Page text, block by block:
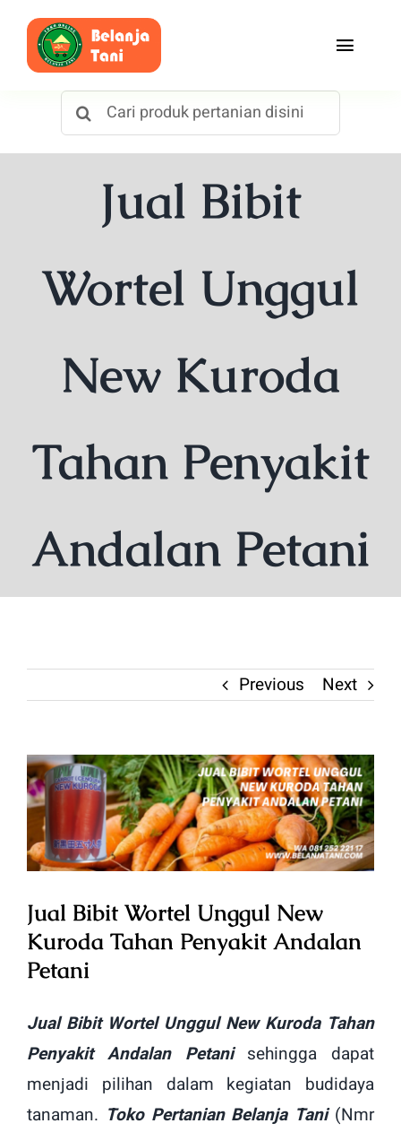
Skip
content
Toggle
Beranda
Belanja
Search
for:
Jual Bibit
Wortel Unggul
New Kuroda
Tahan Penyakit
Andalan Petani
Previous Next
View
Larger
Image
Jual Bibit Wortel Unggul New
Kuroda Tahan Penyakit Andalan
Petani
Jual Bibit Wortel Unggul New Kuroda Tahan
Penyakit Andalan Petani sehingga dapat
menjadi pilihan dalam kegiatan budidaya
tanaman. Toko Pertanian Belanja Tani (Nmr